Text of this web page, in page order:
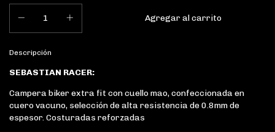
Descripción
SEBASTIAN RACER:
Campera biker extra fit con cuello mao, confeccionada en
cuero vacuno, selección de alta resistencia de 0.8mm de
espesor. Costuradas reforzadas